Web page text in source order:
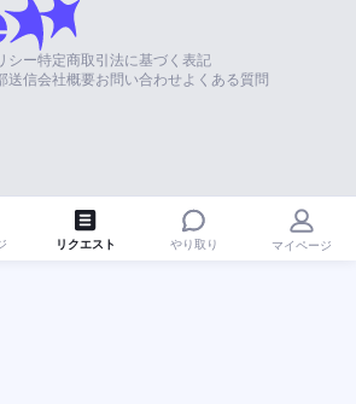
シー特定商取引法に基づく表記
送信会社概要お問い合わせよくある質問
リクエスト やり取り マイページ